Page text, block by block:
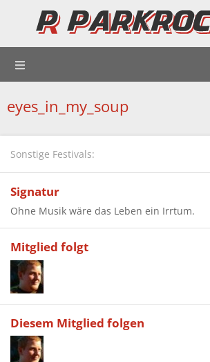
eyes_in_my_soup
Sonstige Festivals
Signatur
Ohne Musik wäre das Leben ein Irrtum.
Mitglied folgt
Diesem Mitglied folgen